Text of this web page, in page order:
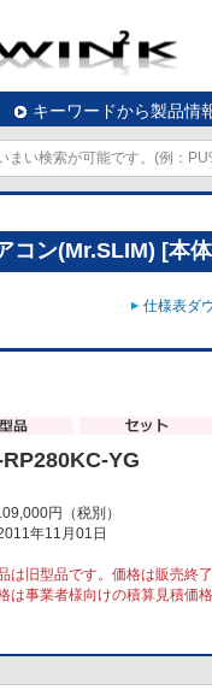
キーワードから製品情
コン(Mr.SLIM) [本
仕様表ダ
YG
円（税別）
年11月01日
は旧型品です。価格は販売終
は事業者様向けの積算見積価